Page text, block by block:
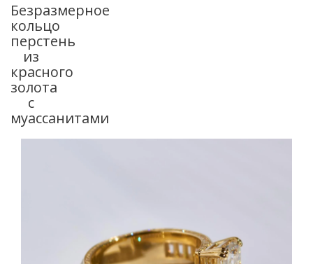
Безразмерное
кольцо
перстень
из
красного
золота
с
муассанитами